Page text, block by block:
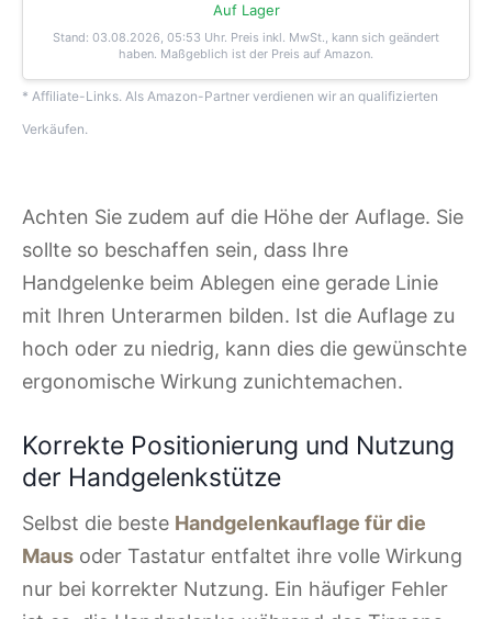
Auf Lager
Stand: 03.08.2026, 05:53 Uhr. Preis inkl. MwSt., kann sich geändert
haben. Maßgeblich ist der Preis auf Amazon.
* Affiliate-Links. Als Amazon-Partner verdienen wir an qualifizierten
Verkäufen.
Achten Sie zudem auf die Höhe der Auflage. Sie
sollte so beschaffen sein, dass Ihre
Handgelenke beim Ablegen eine gerade Linie
mit Ihren Unterarmen bilden. Ist die Auflage zu
hoch oder zu niedrig, kann dies die gewünschte
ergonomische Wirkung zunichtemachen.
Korrekte Positionierung und Nutzung
der Handgelenkstütze
Selbst die beste Handgelenkauflage für die
Maus oder Tastatur entfaltet ihre volle Wirkung
nur bei korrekter Nutzung. Ein häufiger Fehler